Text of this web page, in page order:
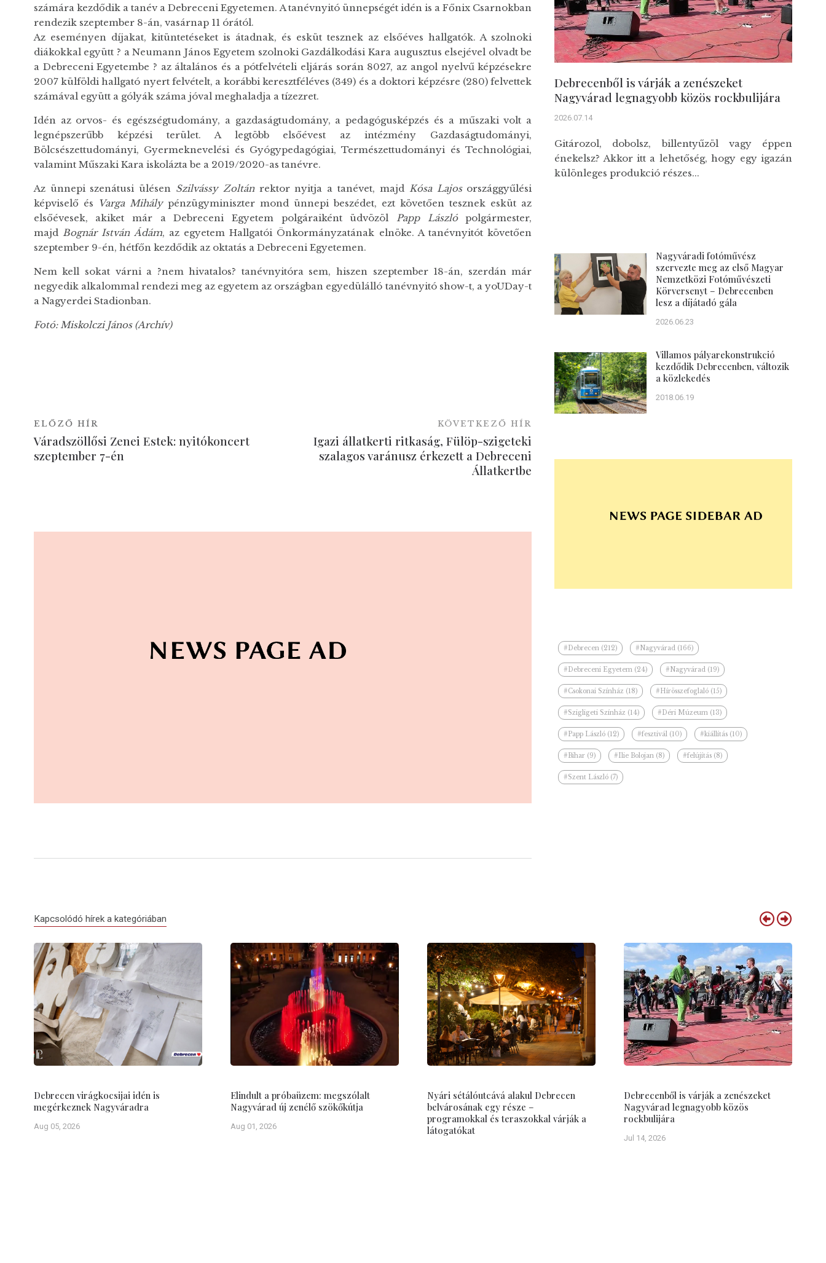
számára kezdődik a tanév a Debreceni Egyetemen. A tanévnyitó ünnepségét idén is a Főnix Csarnokban
rendezik szeptember 8-án, vasárnap 11 órától.
Az eseményen díjakat, kitüntetéseket is átadnak, és esküt tesznek az elsőéves hallgatók. A szolnoki
diákokkal együtt ? a Neumann János Egyetem szolnoki Gazdálkodási Kara augusztus elsejével olvadt be
a Debreceni Egyetembe ? az általános és a pótfelvételi eljárás során 8027, az angol nyelvű képzésekre
2007 külföldi hallgató nyert felvételt, a korábbi keresztféléves (349) és a doktori képzésre (280) felvettek
számával együtt a gólyák száma jóval meghaladja a tízezret.
Idén az orvos- és egészségtudomány, a gazdaságtudomány, a pedagógusképzés és a műszaki volt a
legnépszerűbb képzési terület. A legtöbb elsőévest az intézmény Gazdaságtudományi,
Bölcsészettudományi, Gyermeknevelési és Gyógypedagógiai, Természettudományi és Technológiai,
valamint Műszaki Kara iskolázta be a 2019/2020-as tanévre.
Az ünnepi szenátusi ülésen Szilvássy Zoltánrektor nyitja a tanévet, majd Kósa Lajosországgyűlési
képviselő és Varga Mihálypénzügyminiszter mond ünnepi beszédet, ezt követően tesznek esküt az
elsőévesek, akiket már a Debreceni Egyetem polgáraiként üdvözöl Papp Lászlópolgármester,
majdBognár István Ádám, az egyetem Hallgatói Önkormányzatának elnöke. A tanévnyitót követően
szeptember 9-én, hétfőn kezdődik az oktatás a Debreceni Egyetemen.
Nem kell sokat várni a ?nem hivatalos? tanévnyitóra sem, hiszen szeptember 18-án, szerdán már
negyedik alkalommal rendezi meg az egyetem az országban egyedülálló tanévnyitó show-t, a yoUDay-t
a Nagyerdei Stadionban.
Fotó: Miskolczi János (Archív)
ELŐZŐ HÍR
Váradszöllősi Zenei Estek: nyitókoncert
szeptember 7-én
KÖVETKEZŐ HÍR
Igazi állatkerti ritkaság, Fülöp-szigeteki
szalagos varánusz érkezett a Debreceni
Állatkertbe
Debrecenből is várják a zenészeket
Nagyvárad legnagyobb közös rockbulijára
2026.07.14
Gitározol, dobolsz, billentyűzöl vagy éppen
énekelsz? Akkor itt a lehetőség, hogy egy igazán
különleges produkció részes...
Nagyváradi fotóművész
szervezte meg az első Magyar
Nemzetközi Fotóművészeti
Körversenyt – Debrecenben
lesz a díjátadó gála
2026.06.23
Villamos pályarekonstrukció
kezdődik Debrecenben, változik
a közlekedés
2018.06.19
#Debrecen (212) #Nagyvárad (166)
#Debreceni Egyetem (24) #Nagyvárad (19)
#Csokonai Színház (18) #Hírösszefoglaló (15)
#Szigligeti Színház (14) #Déri Múzeum (13)
#Papp László (12) #fesztivál (10) #kiállítás (10)
#Bihar (9) #Ilie Bolojan (8) #felújítás (8)
#Szent László (7)
Kapcsolódó hírek a kategóriában
Debrecen virágkocsijai idén is
megérkeznek Nagyváradra
Aug 05, 2026
Elindult a próbaüzem: megszólalt
Nagyvárad új zenélő szökőkútja
Aug 01, 2026
Nyári sétálóutcává alakul Debrecen
belvárosának egy része –
programokkal és teraszokkal várják a
látogatókat
Debrecenből is várják a zenészeket
Nagyvárad legnagyobb közös
rockbulijára
Jul 14, 2026